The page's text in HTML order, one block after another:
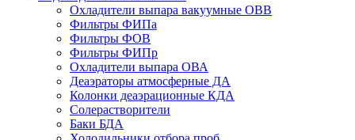
Охладители выпара вакуумные ОВВ
Фильтры ФИПа
Фильтры ФОВ
Фильтры ФИПр
Охладители выпара ОВА
Деаэраторы атмосферные ДА
Колонки деаэрационные КДА
Солерастворители
Баки БДА